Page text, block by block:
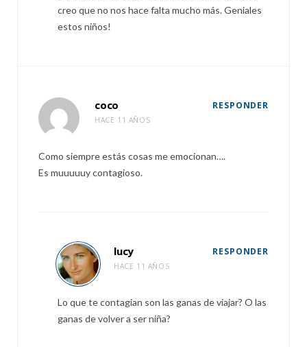
creo que no nos hace falta mucho más. Geniales
estos niños!
coco
HACE 11 AÑOS
RESPONDER
Como siempre estás cosas me emocionan….
Es muuuuuy contagioso.
lucy
HACE 11 AÑOS
RESPONDER
Lo que te contagian son las ganas de viajar? O las
ganas de volver a ser niña?